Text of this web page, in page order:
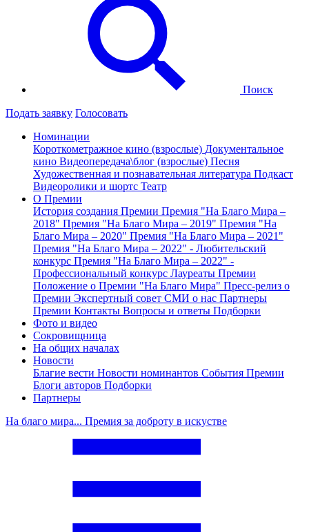
Поиск
Подать заявку Голосовать
Номинации
Короткометражное кино (взрослые) Документальное
кино Видеопередача\блог (взрослые) Песня
Художественная и познавательная литература Подкаст
Видеоролики и шортс Театр
О Премии
История создания Премии Премия "На Благо Мира –
2018" Премия "На Благо Мира – 2019" Премия "На
Благо Мира – 2020" Премия "На Благо Мира – 2021"
Премия "На Благо Мира – 2022" - Любительский
конкурс Премия "На Благо Мира – 2022" -
Профессиональный конкурс Лауреаты Премии
Положение о Премии "На Благо Мира" Пресс-релиз о
Премии Экспертный совет СМИ о нас Партнеры
Премии Контакты Вопросы и ответы Подборки
Фото и видео
Сокровищница
На общих началах
Новости
Благие вести Новости номинантов События Премии
Блоги авторов Подборки
Партнеры
На благо мира... Премия за доброту в искустве